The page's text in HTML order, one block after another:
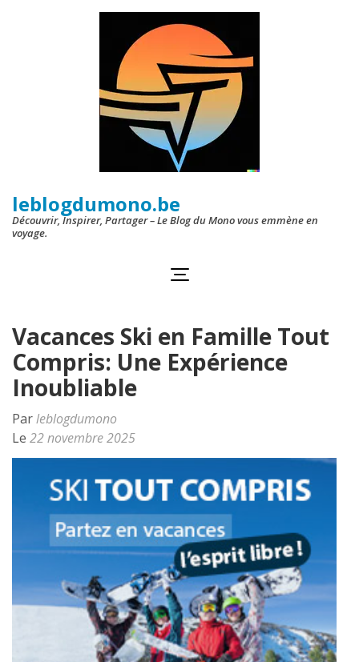
leblogdumono.be
Découvrir, Inspirer, Partager – Le Blog du Mono vous emmène en
voyage.
Vacances Ski en Famille Tout
Compris: Une Expérience
Inoubliable
Parleblogdumono
Le 22 novembre 2025